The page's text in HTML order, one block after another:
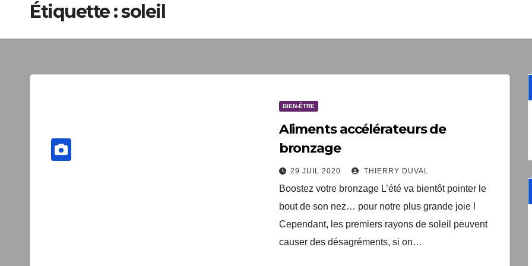
Étiquette :soleil
BIEN-ÊTRE
Aliments accélérateurs de
bronzage
29 JUIL 2020 THIERRY DUVAL
Boostez votre bronzage L’été va bientôt pointer le
bout de son nez… pour notre plus grande joie !
Cependant, les premiers rayons de soleil peuvent
causer des désagréments, si on…
santé"
TopEquilibre.fr pour vous
Une erreur est survenue
formulaire. Merci de
Votre inscription a bien été
livre numérique a été
arriver d'ici quelques
que vous avez